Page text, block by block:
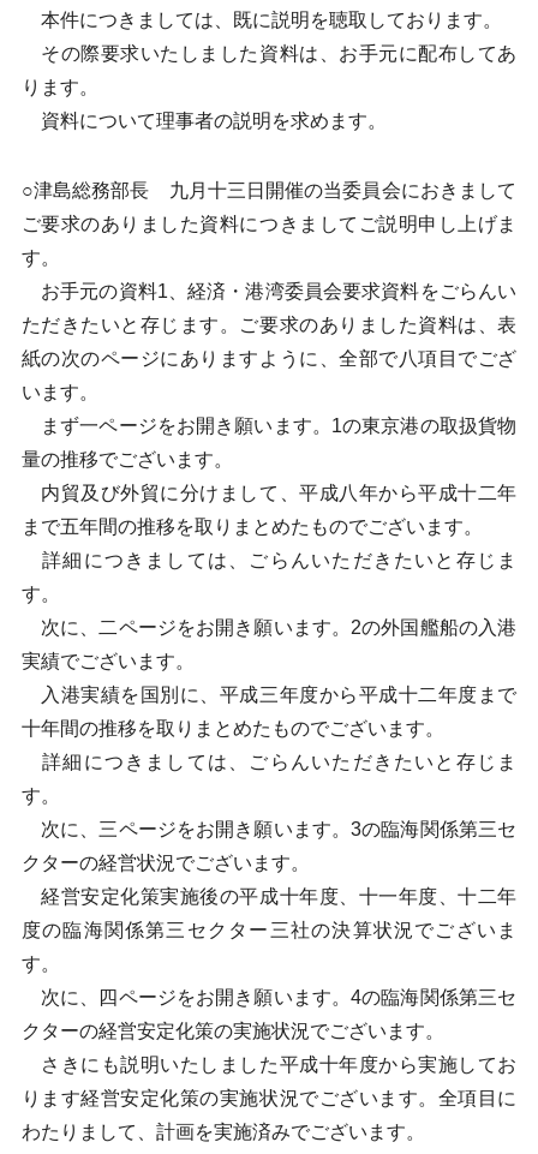
本件につきましては、既に説明を聴取しております。
その際要求いたしました資料は、お手元に配布してあ
ります。
資料について理事者の説明を求めます。
○津島総務部長 九月十三日開催の当委員会におきまして
ご要求のありました資料につきましてご説明申し上げま
す。
お手元の資料1、経済・港湾委員会要求資料をごらんい
ただきたいと存じます。ご要求のありました資料は、表
紙の次のページにありますように、全部で八項目でござ
います。
まず一ページをお開き願います。1の東京港の取扱貨物
量の推移でございます。
内貿及び外貿に分けまして、平成八年から平成十二年
まで五年間の推移を取りまとめたものでございます。
詳細につきましては、ごらんいただきたいと存じま
す。
次に、二ページをお開き願います。2の外国艦船の入港
実績でございます。
入港実績を国別に、平成三年度から平成十二年度まで
十年間の推移を取りまとめたものでございます。
詳細につきましては、ごらんいただきたいと存じま
す。
次に、三ページをお開き願います。3の臨海関係第三セ
クターの経営状況でございます。
経営安定化策実施後の平成十年度、十一年度、十二年
度の臨海関係第三セクター三社の決算状況でございま
す。
次に、四ページをお開き願います。4の臨海関係第三セ
クターの経営安定化策の実施状況でございます。
さきにも説明いたしました平成十年度から実施してお
ります経営安定化策の実施状況でございます。全項目に
わたりまして、計画を実施済みでございます。